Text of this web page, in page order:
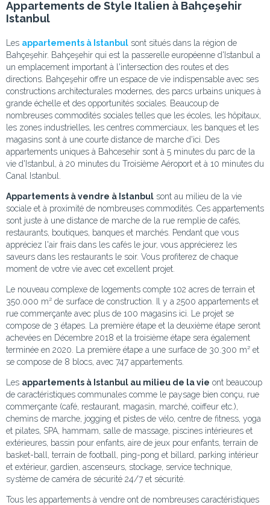
Appartements de Style Italien à Bahçeşehir
Istanbul
Les appartements à Istanbul sont situés dans la région de
Bahçeşehir. Bahçeşehir qui est la passerelle européenne d'Istanbul a
un emplacement important à l'intersection des routes et des
directions. Bahçeşehir offre un espace de vie indispensable avec ses
constructions architecturales modernes, des parcs urbains uniques à
grande échelle et des opportunités sociales. Beaucoup de
nombreuses commodités sociales telles que les écoles, les hôpitaux,
les zones industrielles, les centres commerciaux, les banques et les
magasins sont à une courte distance de marche d'ici. Des
appartements uniques à Bahcesehir sont à 5 minutes du parc de la
vie d'Istanbul, à 20 minutes du Troisième Aéroport et à 10 minutes du
Canal Istanbul.
Appartements à vendre à Istanbul sont au milieu de la vie
sociale et à proximité de nombreuses commodités. Ces appartements
sont juste à une distance de marche de la rue remplie de cafés,
restaurants, boutiques, banques et marchés. Pendant que vous
appréciez l'air frais dans les cafés le jour, vous apprécierez les
saveurs dans les restaurants le soir. Vous profiterez de chaque
moment de votre vie avec cet excellent projet.
Le nouveau complexe de logements compte 102 acres de terrain et
350.000 m² de surface de construction. Il y a 2500 appartements et
rue commerçante avec plus de 100 magasins ici. Le projet se
compose de 3 étapes. La première étape et la deuxième étape seront
achevées en Décembre 2018 et la troisième étape sera également
terminée en 2020. La première étape a une surface de 30.300 m² et
se compose de 8 blocs, avec 747 appartements.
Les appartements à Istanbul au milieu de la vie ont beaucoup
de caractéristiques communales comme le paysage bien conçu, rue
commerçante (café, restaurant, magasin, marché, coiffeur etc.),
chemins de marche, jogging et pistes de vélo, centre de fitness, yoga
et pilates, SPA, hammam, salle de massage, piscines intérieures et
extérieures, bassin pour enfants, aire de jeux pour enfants, terrain de
basket-ball, terrain de football, ping-pong et billard, parking intérieur
et extérieur, gardien, ascenseurs, stockage, service technique,
système de caméra de sécurité 24/7 et sécurité.
Tous les appartements à vendre ont de nombreuses caractéristiques